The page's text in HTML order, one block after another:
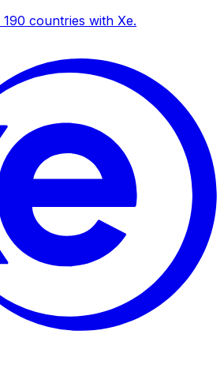
countries with Xe.